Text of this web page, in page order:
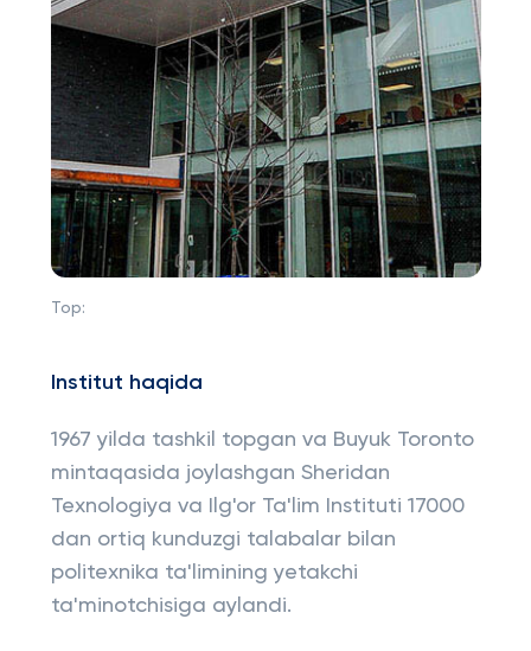
Top:
Institut haqida
1967 yilda tashkil topgan va Buyuk Toronto
mintaqasida joylashgan Sheridan
Texnologiya va Ilg'or Ta'lim Instituti 17000
dan ortiq kunduzgi talabalar bilan
politexnika ta'limining yetakchi
ta'minotchisiga aylandi.